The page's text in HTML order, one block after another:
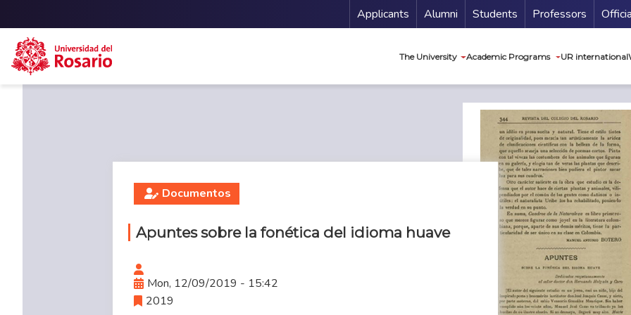
Menu Secundario
Applicants Alumni Students Professors
The University Academic Programs UR international
Documentos
Apuntes sobre la fonética del idioma huave
Mon, 12/09/2019 - 15:42
2019